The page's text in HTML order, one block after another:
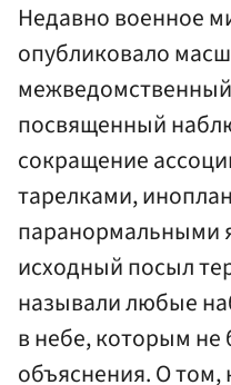
Недавно военное
опубликовало
посвященный
сокращение
тарелками,
паранормальными
исходный посыл
называли любые
в небе, которым не
объяснения. О том,